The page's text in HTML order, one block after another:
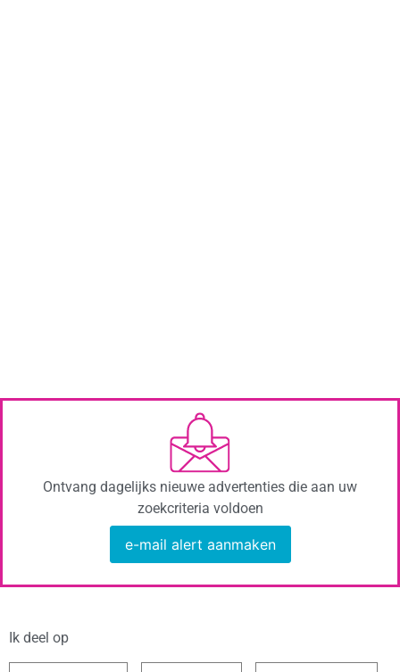
Ontvang dagelijks nieuwe advertenties die aan uw
zoekcriteria voldoen
e-mail alert aanmaken
Ik deel op